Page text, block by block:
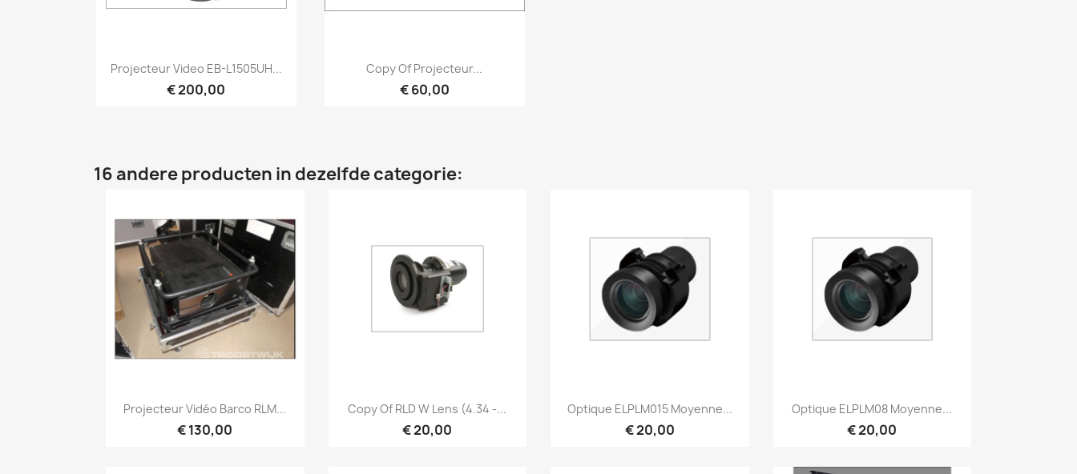
Snel bekijken
Projecteur Video EB-L1505UH...
€ 200,00
Snel bekijken
Copy Of Projecteur...
€ 60,00
16 andere producten in dezelfde categorie:
Snel bekijken
Projecteur Vidéo Barco RLM...
€ 130,00
Snel bekijken
Copy Of RLD W Lens (4.34 -...
€ 20,00
Snel bekijken
Optique ELPLM015 Moyenne...
€ 20,00
Snel bekijken
Optique ELPLM08 Moyenne...
€ 20,00